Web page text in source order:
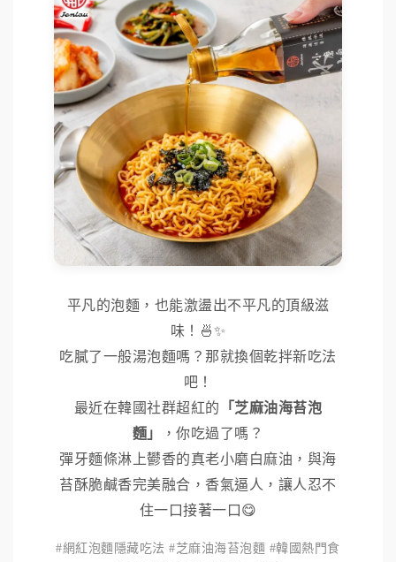
平凡的泡麵，也能激盪出不平凡的頂級滋
味！🍜✨
吃膩了一般湯泡麵嗎？那就換個乾拌新吃法
吧！
最近在韓國社群超紅的
「芝麻油海苔泡
麵」
，你吃過了嗎？
彈牙麵條淋上鬰香的真老小磨白麻油，與海
苔酥脆鹹香完美融合，香氣逼人，讓人忍不
住一口接著一口😋
#網紅泡麵隱藏吃法 #芝麻油海苔泡麵 #韓國熱門食